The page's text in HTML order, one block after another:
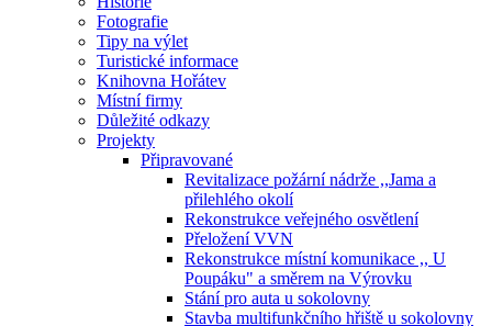
Fotografie
Tipy na výlet
Turistické informace
Knihovna Hořátev
Místní firmy
Důležité odkazy
Projekty
Připravované
Revitalizace požární nádrže ,,Jama a
přilehlého okolí
Rekonstrukce veřejného osvětlení
Přeložení VVN
Rekonstrukce místní komunikace ,, U
Poupáku" a směrem na Výrovku
Stání pro auta u sokolovny
Stavba multifunkčního hřiště u sokolovny